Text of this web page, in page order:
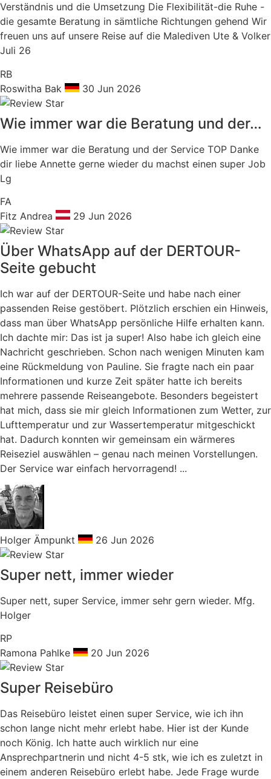
Verständnis und die Umsetzung Die Flexibilität-die Ruhe -
die gesamte Beratung in sämtliche Richtungen gehend Wir
freuen uns auf unsere Reise auf die Malediven Ute & Volker
Juli 26
RB
Roswitha Bak
30 Jun 2026
Wie immer war die Beratung und der…
Wie immer war die Beratung und der Service TOP Danke
dir liebe Annette gerne wieder du machst einen super Job
Lg
FA
Fitz Andrea
29 Jun 2026
Über WhatsApp auf der DERTOUR-
Seite gebucht
Ich war auf der DERTOUR-Seite und habe nach einer
passenden Reise gestöbert. Plötzlich erschien ein Hinweis,
dass man über WhatsApp persönliche Hilfe erhalten kann.
Ich dachte mir: Das ist ja super! Also habe ich gleich eine
Nachricht geschrieben. Schon nach wenigen Minuten kam
eine Rückmeldung von Pauline. Sie fragte nach ein paar
Informationen und kurze Zeit später hatte ich bereits
mehrere passende Reiseangebote. Besonders begeistert
hat mich, dass sie mir gleich Informationen zum Wetter, zur
Lufttemperatur und zur Wassertemperatur mitgeschickt
hat. Dadurch konnten wir gemeinsam ein wärmeres
Reiseziel auswählen – genau nach meinen Vorstellungen.
Der Service war einfach hervorragend! ...
Holger Ämpunkt 26 Jun 2026
Super nett, immer wieder
Super nett, super Service, immer sehr gern wieder. Mfg.
Holger
RP
Ramona Pahlke
20 Jun 2026
Super Reisebüro
Das Reisebüro leistet einen super Service, wie ich ihn
schon lange nicht mehr erlebt habe. Hier ist der Kunde
noch König. Ich hatte auch wirklich nur eine
Ansprechpartnerin und nicht 4-5 stk, wie ich es zuletzt in
einem anderen Reisebüro erlebt habe. Jede Frage wurde